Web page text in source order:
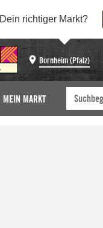
Dein richtiger Markt?
Bornheim (Pfalz)
MEIN MARKT